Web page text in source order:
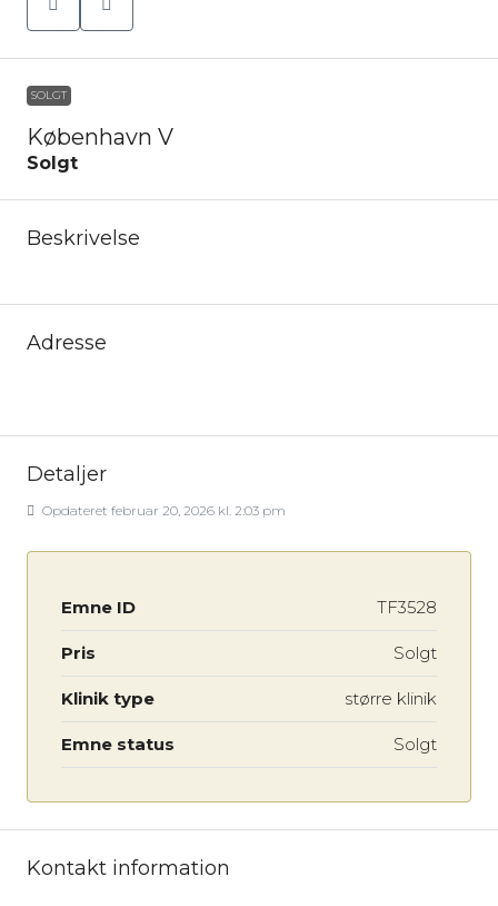
SOLGT
København V
Solgt
Beskrivelse
Adresse
Detaljer
Opdateret februar 20, 2026 kl. 2:03 pm
Emne ID TF3528
Pris Solgt
Klinik type større klinik
Emne status Solgt
Kontakt information